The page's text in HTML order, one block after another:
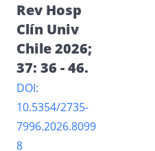
Rev Hosp
Clín Univ
Chile 2026;
37: 36 - 46.
DOI:
10.5354/2735-
7996.2026.8099
8